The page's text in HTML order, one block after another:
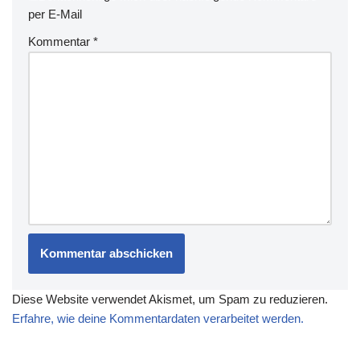
per E-Mail
Kommentar *
Diese Website verwendet Akismet, um Spam zu reduzieren.
Erfahre, wie deine Kommentardaten verarbeitet werden.